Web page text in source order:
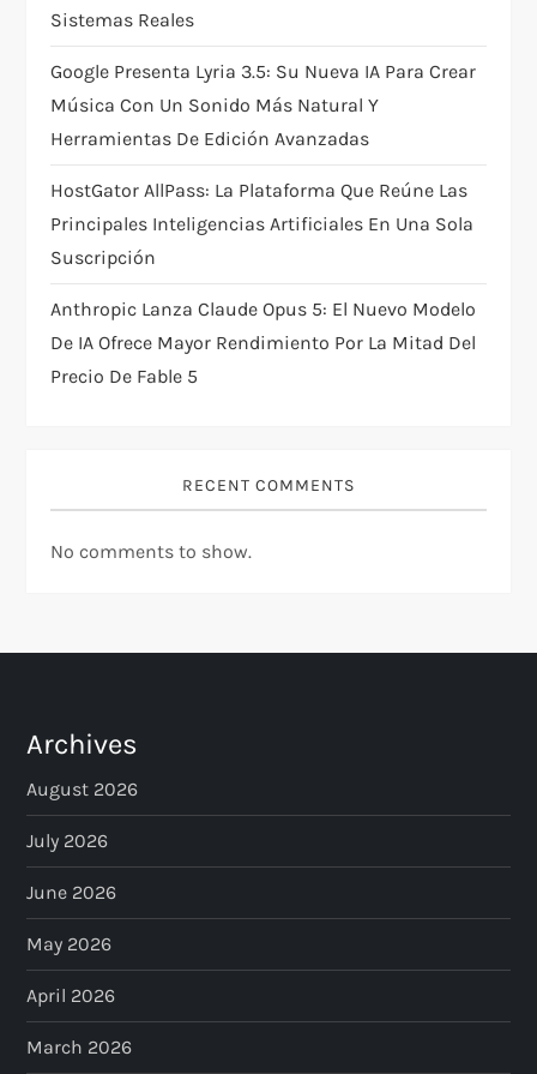
Sistemas Reales
Google Presenta Lyria 3.5: Su Nueva IA Para Crear
Música Con Un Sonido Más Natural Y
Herramientas De Edición Avanzadas
HostGator AllPass: La Plataforma Que Reúne Las
Principales Inteligencias Artificiales En Una Sola
Suscripción
Anthropic Lanza Claude Opus 5: El Nuevo Modelo
De IA Ofrece Mayor Rendimiento Por La Mitad Del
Precio De Fable 5
RECENT COMMENTS
No comments to show.
Archives
August 2026
July 2026
June 2026
May 2026
April 2026
March 2026